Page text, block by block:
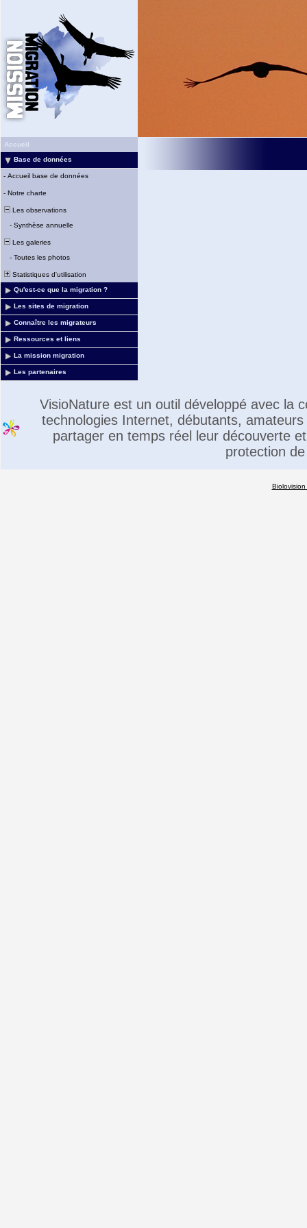
Accueil
Base de données
- Accueil base de données
- Notre charte
Les observations
- Synthèse annuelle
Les galeries
- Toutes les photos
Statistiques d'utilisation
Qu'est-ce que la migration ?
Les sites de migration
Connaître les migrateurs
Ressources et liens
La mission migration
Les partenaires
VisioNature est un outil développé avec la
technologies Internet, débutants,
partager en temps réel leur découverte
protection
Biolovision